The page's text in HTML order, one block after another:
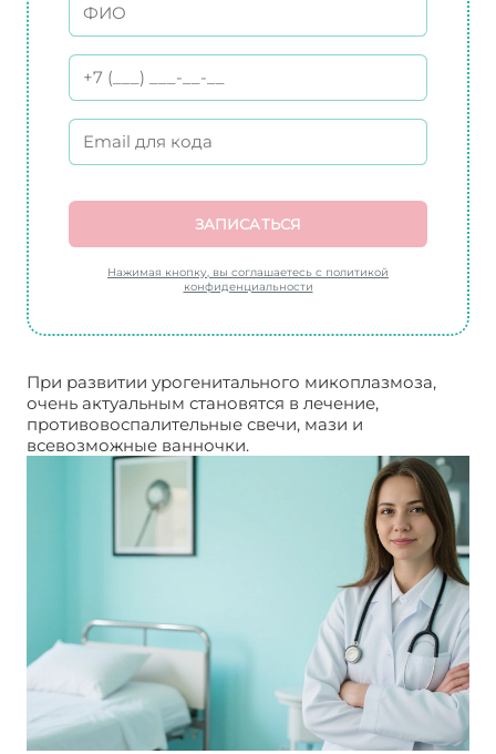
ЗАПИСАТЬСЯ
Нажимая кнопку, вы соглашаетесь с политикой
конфиденциальности
При развитии урогенитального микоплазмоза,
очень актуальным становятся в лечение,
противовоспалительные свечи, мази и
всевозможные ванночки.